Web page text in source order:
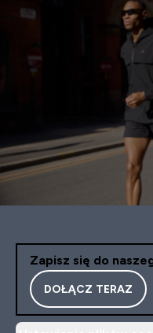
Zapisz się do
DOŁĄCZ TERAZ